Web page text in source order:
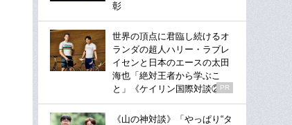
彰
世界の頂点に君臨し続けるオ
ランダの超人ハリー・ラブレ
イセンと日本のエースの太田
海也「絶対王者から学ぶこ
と」《ケイリン国際対談②》
PR
《山の神対談》「やっぱり“タ